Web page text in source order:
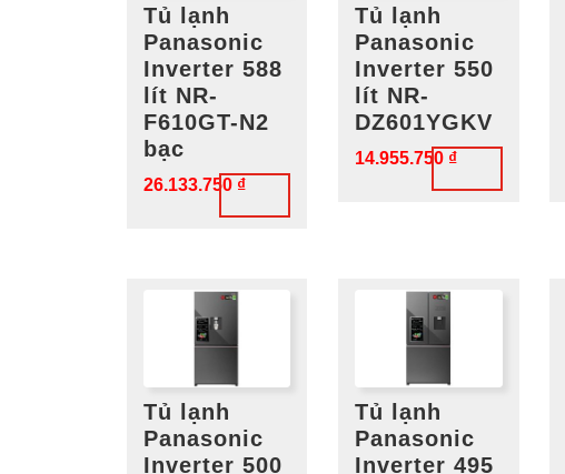
Tủ lạnh
Panasonic
Inverter 588
lít NR-
F610GT-N2
bạc
26.133.750 ₫
Tủ lạnh
Panasonic
Inverter 550
lít NR-
DZ601YGKV
14.955.750 ₫
Tủ lạnh
Panasonic
Inverter 500
Tủ lạnh
Panasonic
Inverter 495